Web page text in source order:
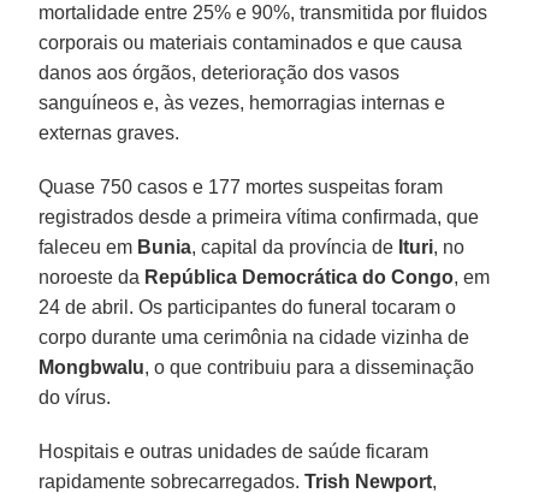
mortalidade entre 25% e 90%, transmitida por fluidos
corporais ou materiais contaminados e que causa
danos aos órgãos, deterioração dos vasos
sanguíneos e, às vezes, hemorragias internas e
externas graves.
Quase 750 casos e 177 mortes suspeitas foram
registrados desde a primeira vítima confirmada, que
faleceu em Bunia, capital da província de Ituri, no
noroeste da República Democrática do Congo, em
24 de abril. Os participantes do funeral tocaram o
corpo durante uma cerimônia na cidade vizinha de
Mongbwalu, o que contribuiu para a disseminação
do vírus.
Hospitais e outras unidades de saúde ficaram
rapidamente sobrecarregados.Trish Newport,